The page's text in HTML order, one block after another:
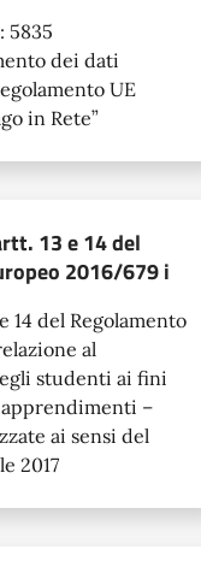
: 5835
dei dati
UE
in Rete”
13 e 14 del
2016/679 i
14 del Regolamento
al
studenti ai fini
–
ai sensi del
2017